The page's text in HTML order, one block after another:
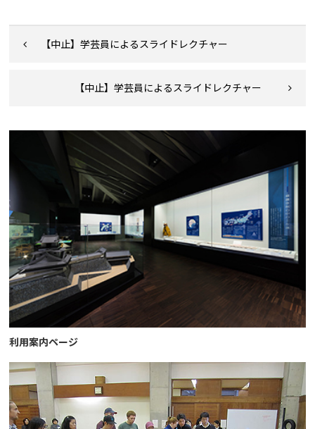
【中止】学芸員によるスライドレクチャー
【中止】学芸員によるスライドレクチャー
利用案内ページ